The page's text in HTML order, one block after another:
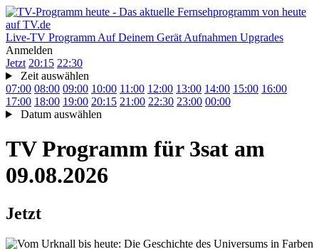
Live-TV Programm Auf Deinem Gerät Aufnahmen Upgrades
Anmelden
Jetzt 20:15 22:30
Zeit auswählen
07:00 08:00 09:00 10:00 11:00 12:00 13:00 14:00 15:00 16:00
17:00 18:00 19:00 20:15 21:00 22:30 23:00 00:00
Datum auswählen
TV Programm für 3sat am
09.08.2026
Jetzt